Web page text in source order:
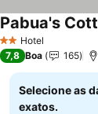
2 Estrelas
Hotel
Pabua's
7,8 Boa 165
Selecione as
exatos.